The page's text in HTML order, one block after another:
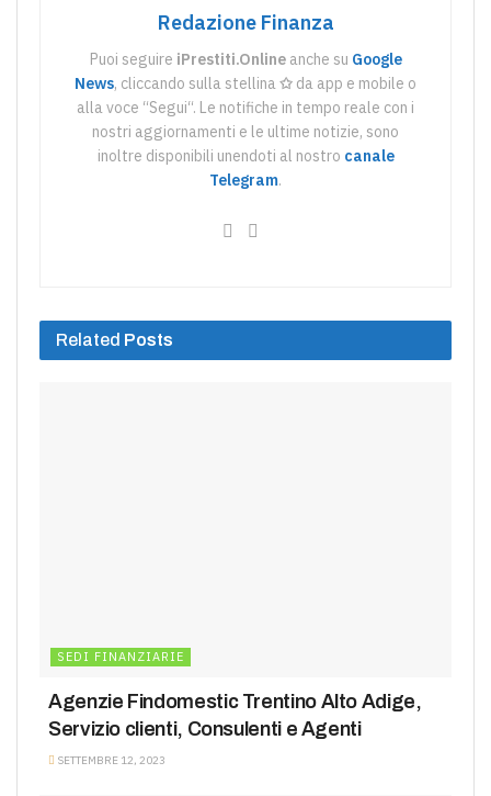
Redazione Finanza
Puoi seguire iPrestiti.Onlineanche su Google
News, cliccando sulla stellina✩ da app e mobile o
alla voce “Segui“. Le notifiche in tempo reale con i
nostri aggiornamenti e le ultime notizie, sono
inoltre disponibili unendoti al nostro canale
Telegram.
Related Posts
SEDI FINANZIARIE
Agenzie Findomestic Trentino Alto Adige,
Servizio clienti, Consulenti e Agenti
SETTEMBRE 12, 2023